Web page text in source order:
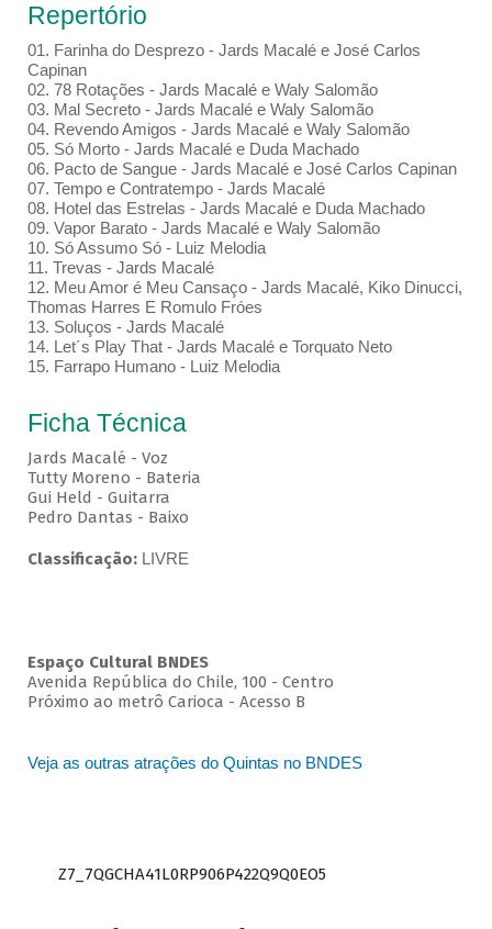
Repertório
01. Farinha do Desprezo - Jards Macalé e José Carlos
Capinan
02. 78 Rotações - Jards Macalé e Waly Salomão
03. Mal Secreto - Jards Macalé e Waly Salomão
04. Revendo Amigos - Jards Macalé e Waly Salomão
05. Só Morto - Jards Macalé e Duda Machado
06. Pacto de Sangue - Jards Macalé e José Carlos Capinan
07. Tempo e Contratempo - Jards Macalé
08. Hotel das Estrelas - Jards Macalé e Duda Machado
09. Vapor Barato - Jards Macalé e Waly Salomão
10. Só Assumo Só - Luiz Melodia
11. Trevas - Jards Macalé
12. Meu Amor é Meu Cansaço - Jards Macalé, Kiko Dinucci,
Thomas Harres E Romulo Fróes
13. Soluços - Jards Macalé
14. Let´s Play That - Jards Macalé e Torquato Neto
15. Farrapo Humano - Luiz Melodia
Ficha Técnica
Jards Macalé - Voz
Tutty Moreno - Bateria
Gui Held - Guitarra
Pedro Dantas - Baixo
Classificação: LIVRE
Espaço Cultural BNDES
Avenida República do Chile, 100 - Centro
Próximo ao metrô Carioca - Acesso B
Veja as outras atrações do Quintas no BNDES
Z7_7QGCHA41L0RP906P422Q9Q0EO5